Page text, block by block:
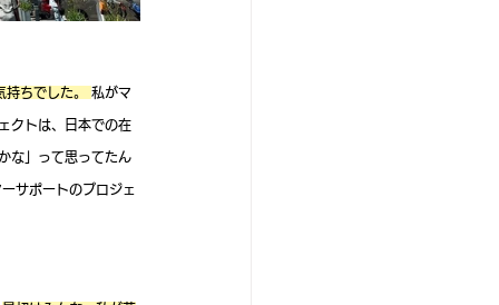
持ちでした。 私がマ
クトは、日本での在
な」って思ってたん
サポートのプロジェ